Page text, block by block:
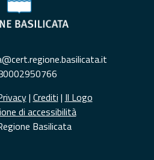
| Crediti | Il Logo
di accessibilità
Basilicata